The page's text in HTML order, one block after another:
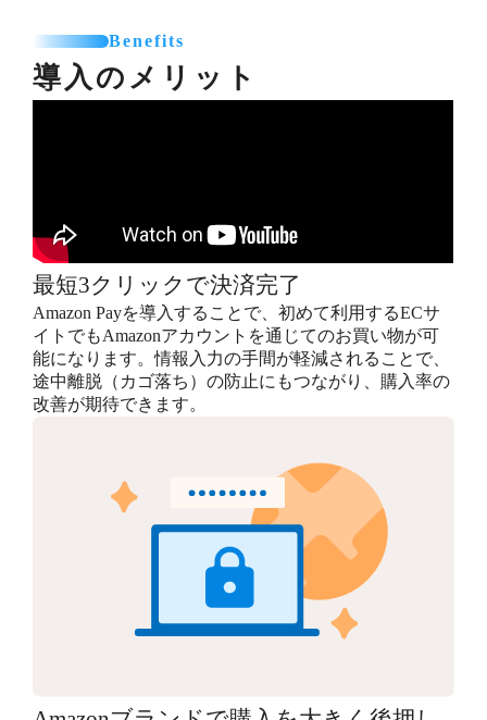
Benefits
導入のメリット
最短3クリックで決済完了
Amazon Payを導入することで、初めて利用するECサ
イトでもAmazonアカウントを通じてのお買い物が可
能になります。情報入力の手間が軽減されることで、
途中離脱（カゴ落ち）の防止にもつながり、購入率の
改善が期待できます。